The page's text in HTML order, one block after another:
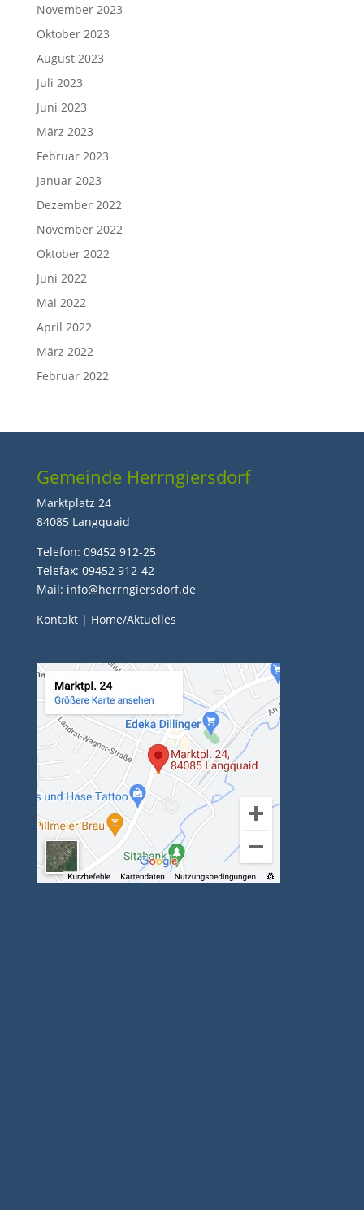
November 2023
Oktober 2023
August 2023
Juli 2023
Juni 2023
März 2023
Februar 2023
Januar 2023
Dezember 2022
November 2022
Oktober 2022
Juni 2022
Mai 2022
April 2022
März 2022
Februar 2022
Gemeinde Herrngiersdorf
Marktplatz 24
84085 Langquaid
Telefon: 09452 912-25
Telefax: 09452 912-42
Mail: info@herrngiersdorf.de
Kontakt| Home/Aktuelles